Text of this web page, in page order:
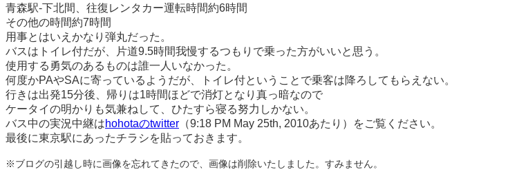
青森駅-下北間、往復レンタカー運転時間約6時間
その他の時間約7時間
用事とはいえかなり弾丸だった。
バスはトイレ付だが、片道9.5時間我慢するつもりで乗った方がいいと思う。
使用する勇気のあるものは誰一人いなかった。
何度かPAやSAに寄っているようだが、トイレ付ということで乗客は降ろしてもらえない。
行きは出発15分後、帰りは1時間ほどで消灯となり真っ暗なので
ケータイの明かりも気兼ねして、ひたすら寝る努力しかない。
バス中の実況中継はhohotaのtwitter （9:18 PM May 25th, 2010あたり）をご覧ください。
最後に東京駅にあったチラシを貼っておきます。
※ブログの引越し時に画像を忘れてきたので、画像は削除いたしました。すみません。